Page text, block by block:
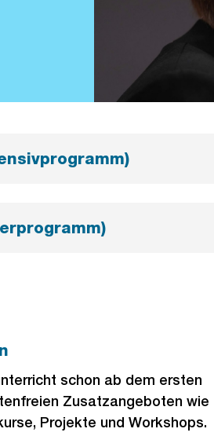
schon ab dem ersten
Zusatzangeboten wie
Projekte und Workshops.